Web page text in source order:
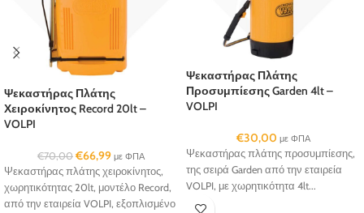
Ψεκαστήρας Πλάτης
Χειροκίνητος Record 20lt –
VOLPI
€70,00 €66,99 με ΦΠΑ
Ψεκαστήρας πλάτης χειροκίνητος,
χωρητικότητας 20lt, μοντέλο Record,
από την εταιρεία VOLPI, εξοπλισμένο
Ψεκαστήρας Πλάτης
Προσυμπίεσης Garden 4lt –
VOLPI
€30,00 με ΦΠΑ
Ψεκαστήρας πλάτης προσυμπίεσης,
της σειρά Garden από την εταιρεία
VOLPI, με χωρητικότητα 4lt...